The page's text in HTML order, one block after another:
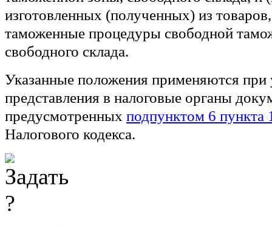
изготовленных (полученных) из
таможенные процедуры свободной
свободного склада.
Указанные положения применяются при
представления в налоговые органы
предусмотренных подпунктом 6 пункта
Налогового кодекса.